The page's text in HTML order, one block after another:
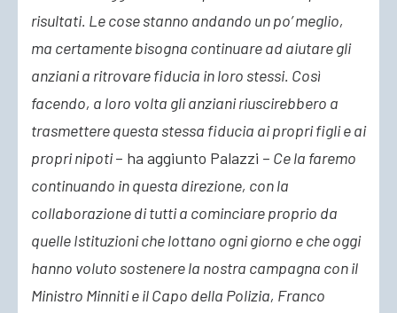
risultati. Le cose stanno andando un po’ meglio,
ma certamente bisogna continuare ad aiutare gli
anziani a ritrovare fiducia in loro stessi. Così
facendo, a loro volta gli anziani riuscirebbero a
trasmettere questa stessa fiducia ai propri figli e ai
propri nipoti– ha aggiunto Palazzi – Ce la faremo
continuando in questa direzione, con la
collaborazione di tutti a cominciare proprio da
quelle Istituzioni che lottano ogni giorno e che oggi
hanno voluto sostenere la nostra campagna con il
Ministro Minniti e il Capo della Polizia, Franco